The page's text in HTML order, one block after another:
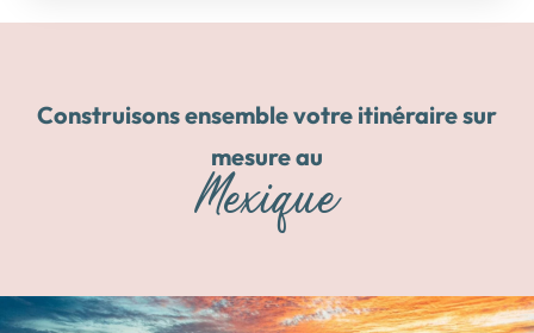
Construisons ensemble votre itinéraire sur
mesure au
Mexique